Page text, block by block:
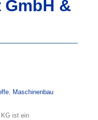
GmbH &
Maschinenbau
KG ist ein